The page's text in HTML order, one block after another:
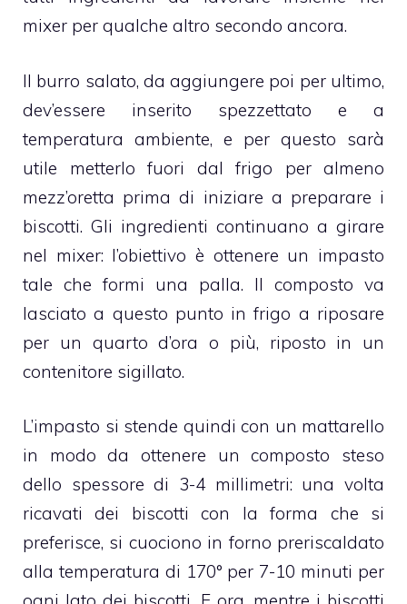
mixer per qualche altro secondo ancora.
Il burro salato, da aggiungere poi per ultimo,
dev’essere inserito spezzettato e a
temperatura ambiente, e per questo sarà
utile metterlo fuori dal frigo per almeno
mezz’oretta prima di iniziare a preparare i
biscotti. Gli ingredienti continuano a girare
nel mixer: l’obiettivo è ottenere un impasto
tale che formi una palla. Il composto va
lasciato a questo punto in frigo a riposare
per un quarto d’ora o più, riposto in un
contenitore sigillato.
L’impasto si stende quindi con un mattarello
in modo da ottenere un composto steso
dello spessore di 3-4 millimetri: una volta
ricavati dei biscotti con la forma che si
preferisce, si cuociono in forno preriscaldato
alla temperatura di 170° per 7-10 minuti per